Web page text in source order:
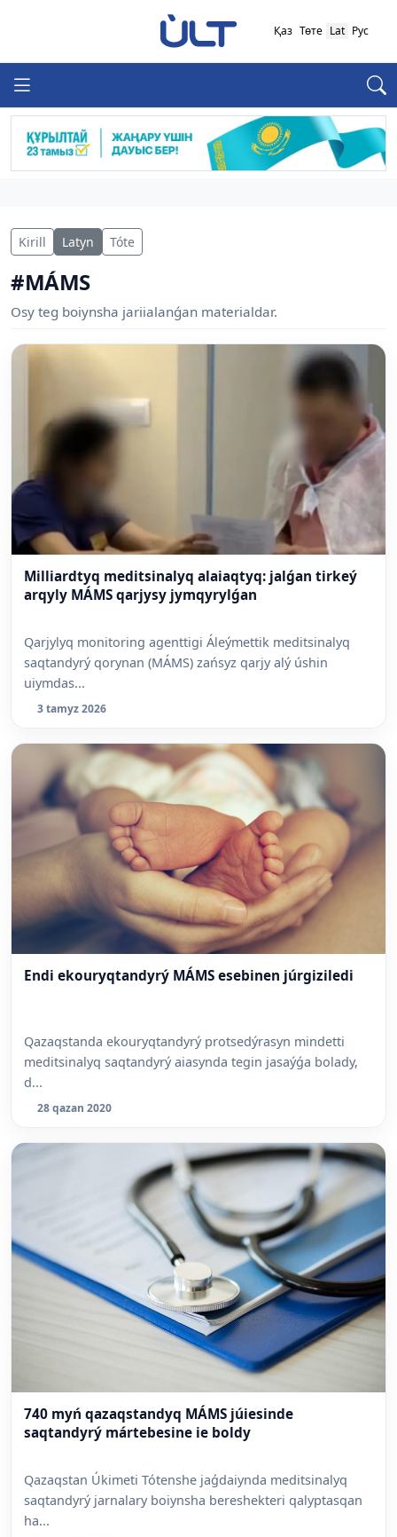
Қаз Төте Lat Рус
Kirill Latyn Tóte
#MÁMS
Osy teg boiynsha jariialanǵan materialdar.
Milliardtyq meditsinalyq alaiaqtyq: jalǵan tirkeý
arqyly MÁMS qarjysy jymqyrylǵan
Qarjylyq monitoring agenttigi Áleýmettik meditsinalyq
saqtandyrý qorynan (MÁMS) zańsyz qarjy alý úshin
uiymdas...
3 tamyz 2026
Endi ekouryqtandyrý MÁMS esebinen júrgiziledi
Qazaqstanda ekouryqtandyrý protsedýrasyn mindetti
meditsinalyq saqtandyrý aiasynda tegin jasaýǵa bolady,
d...
28 qazan 2020
740 myń qazaqstandyq MÁMS júiesinde
saqtandyrý mártebesine ie boldy
Qazaqstan Úkimeti Tótenshe jaǵdaiynda meditsinalyq
saqtandyrý jarnalary boiynsha bereshekteri qalyptasqan
ha...